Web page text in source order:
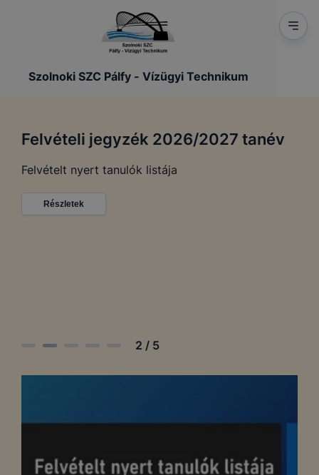
Szolnoki SZC Pálfy - Vízügyi Technikum
Felvételi jegyzék 2026/2027 tanév
Felvételt nyert tanulók listája
Részletek
2 / 5